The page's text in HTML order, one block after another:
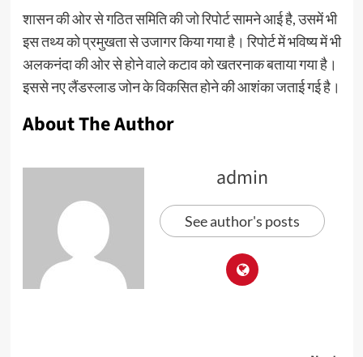
शासन की ओर से गठित समिति की जो रिपोर्ट सामने आई है, उसमें भी
इस तथ्य को प्रमुखता से उजागर किया गया है। रिपोर्ट में भविष्य में भी
अलकनंदा की ओर से होने वाले कटाव को खतरनाक बताया गया है।
इससे नए लैंडस्लाड जोन के विकसित होने की आशंका जताई गई है।
About The Author
admin
See author's posts